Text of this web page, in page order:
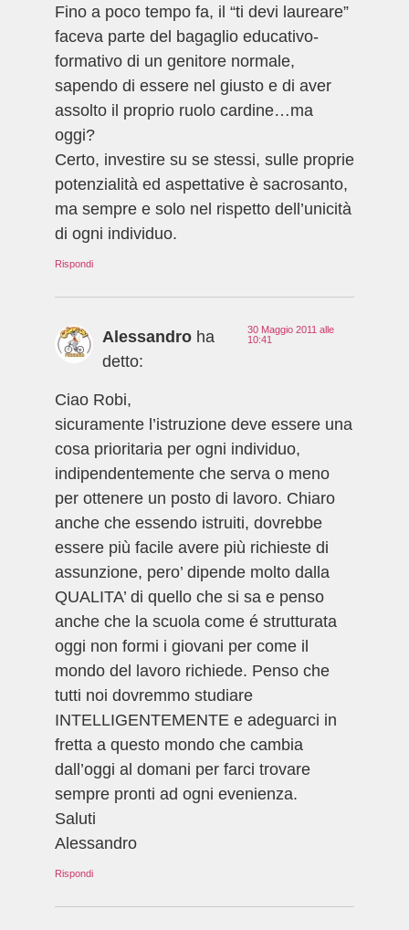
Fino a poco tempo fa, il “ti devi laureare”
faceva parte del bagaglio educativo-
formativo di un genitore normale,
sapendo di essere nel giusto e di aver
assolto il proprio ruolo cardine…ma
oggi?
Certo, investire su se stessi, sulle proprie
potenzialità ed aspettative è sacrosanto,
ma sempre e solo nel rispetto dell’unicità
di ogni individuo.
Rispondi
Alessandro ha
detto:
30 Maggio 2011 alle
10:41
Ciao Robi,
sicuramente l’istruzione deve essere una
cosa prioritaria per ogni individuo,
indipendentemente che serva o meno
per ottenere un posto di lavoro. Chiaro
anche che essendo istruiti, dovrebbe
essere più facile avere più richieste di
assunzione, pero’ dipende molto dalla
QUALITA’ di quello che si sa e penso
anche che la scuola come é strutturata
oggi non formi i giovani per come il
mondo del lavoro richiede. Penso che
tutti noi dovremmo studiare
INTELLIGENTEMENTE e adeguarci in
fretta a questo mondo che cambia
dall’oggi al domani per farci trovare
sempre pronti ad ogni evenienza.
Saluti
Alessandro
Rispondi